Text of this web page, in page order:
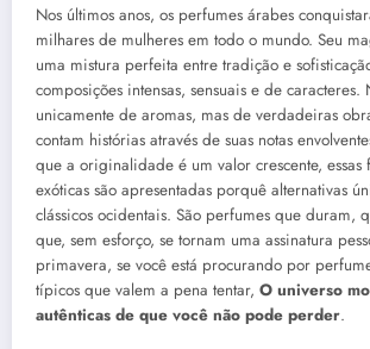
Nos últimos anos, os perfumes árabes
milhares de mulheres em todo o mundo. Seu
uma mistura perfeita entre tradição e
composições intensas, sensuais e de caracteres.
unicamente de aromas, mas de verdadeiras
contam histórias através de suas notas
que a originalidade é um valor crescente, essas
exóticas são apresentadas porquê alternativas
clássicos ocidentais. São perfumes que duram,
que, sem esforço, se tornam uma assinatura
primavera, se você está procurando por
típicos que valem a pena tentar, O universo
autênticas de que você não pode perder.